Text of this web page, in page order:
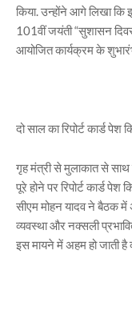
किया. उन्होंने आगे लिखा कि
101वीं जयंती “सुशासन
आयोजित कार्यक्रम के
दो साल का रिपोर्ट कार्ड पेश
गृह मंत्री से मुलाकात से साथ
पूरे होने पर रिपोर्ट कार्ड
सीएम मोहन यादव ने बैठक में
व्यवस्था और नक्सली
इस मायने में अहम हो जाती